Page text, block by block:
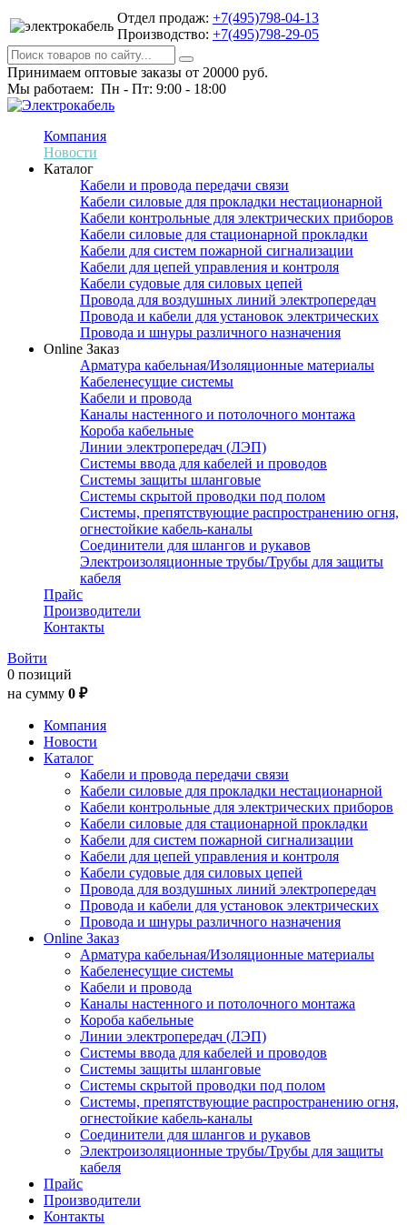
Отдел продаж: +7(495)798-04-13
Производство: +7(495)798-29-05
Принимаем оптовые заказы от 20000 руб.
Мы работаем: Пн - Пт: 9:00 - 18:00
Компания
Новости
Каталог
Кабели и провода передачи связи
Кабели силовые для прокладки нестационарной
Кабели контрольные для электрических приборов
Кабели силовые для стационарной прокладки
Кабели для систем пожарной сигнализации
Кабели для цепей управления и контроля
Кабели судовые для силовых цепей
Провода для воздушных линий электропередач
Провода и кабели для установок электрических
Провода и шнуры различного назначения
Online Заказ
Арматура кабельная/Изоляционные материалы
Кабеленесущие системы
Кабели и провода
Каналы настенного и потолочного монтажа
Короба кабельные
Линии электропередач (ЛЭП)
Системы ввода для кабелей и проводов
Системы защиты шланговые
Системы скрытой проводки под полом
Системы, препятствующие распространению огня,
огнестойкие кабель-каналы
Соединители для шлангов и рукавов
Электроизоляционные трубы/Трубы для защиты
кабеля
Прайс
Производители
Контакты
Войти
0 позиций
на сумму 0 ₽
Компания
Новости
Каталог
Кабели и провода передачи связи
Кабели силовые для прокладки нестационарной
Кабели контрольные для электрических приборов
Кабели силовые для стационарной прокладки
Кабели для систем пожарной сигнализации
Кабели для цепей управления и контроля
Кабели судовые для силовых цепей
Провода для воздушных линий электропередач
Провода и кабели для установок электрических
Провода и шнуры различного назначения
Online Заказ
Арматура кабельная/Изоляционные материалы
Кабеленесущие системы
Кабели и провода
Каналы настенного и потолочного монтажа
Короба кабельные
Линии электропередач (ЛЭП)
Системы ввода для кабелей и проводов
Системы защиты шланговые
Системы скрытой проводки под полом
Системы, препятствующие распространению огня,
огнестойкие кабель-каналы
Соединители для шлангов и рукавов
Электроизоляционные трубы/Трубы для защиты
кабеля
Прайс
Производители
Контакты